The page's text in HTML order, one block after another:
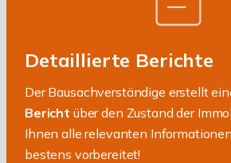
Detaillierte Berichte
Der Bausachverständige erstellt
Bericht über den Zustand der
Ihnen alle relevanten
bestens vorbereitet!